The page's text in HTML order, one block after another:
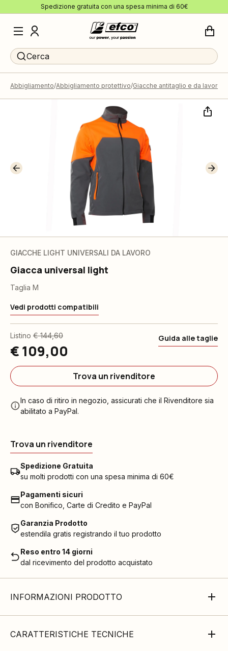
Spedizione gratuita con una spesa minima di 60€
Cerca
Abbigliamento Abbigliamento protettivo Giacche antitaglio e da lavoro
GIACCHE LIGHT UNIVERSALI DA LAVORO
Giacca universal light
Taglia M
Vedi prodotti compatibili
Listino € 144,60
€ 109,00
Guida alle taglie
Trova un rivenditore
In caso di ritiro in negozio, assicurati che il Rivenditore sia
abilitato a PayPal.
Trova un rivenditore
Spedizione Gratuita
su molti prodotti con una spesa minima di 60€
Pagamenti sicuri
con Bonifico, Carte di Credito e PayPal
Garanzia Prodotto
estendila gratis registrando il tuo prodotto
Reso entro 14 giorni
dal ricevimento del prodotto acquistato
INFORMAZIONI PRODOTTO
CARATTERISTICHE TECNICHE